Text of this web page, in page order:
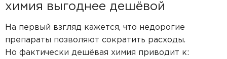
химия выгоднее дешёвой
На первый взгляд кажется, что недорогие
препараты позволяют сократить расходы.
Но фактически дешёвая химия приводит к: